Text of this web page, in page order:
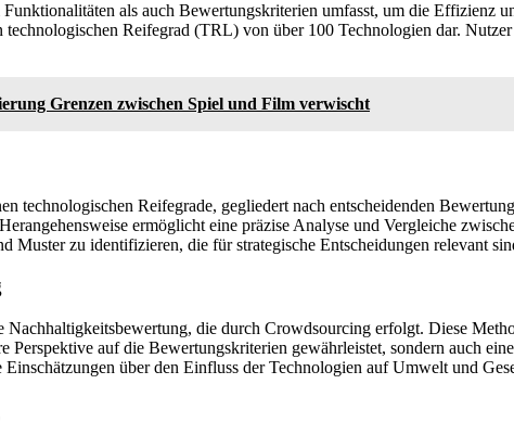
als auch Bewertungskriterien umfasst, um die Effizienz
Reifegrad (TRL) von über 100 Technologien dar.
Grenzen zwischen Spiel und Film verwischt
technologischen Reifegrade, gegliedert nach entscheidenden
ermöglicht eine präzise Analyse und Vergleiche
Muster zu identifizieren, die für strategische Entscheidungen relevant
die durch Crowdsourcing erfolgt. Diese
auf die Bewertungskriterien gewährleistet, sondern auch
über den Einfluss der Technologien auf Umwelt und